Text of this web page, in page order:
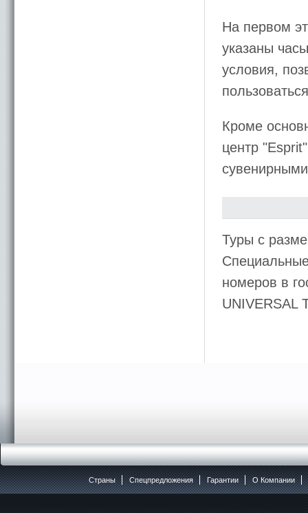
На первом
указаны
условия,
Кроме
центр
Туры с
номеров в
UNIVERSAL
Страны Спецпредложения Гарантии O Компании